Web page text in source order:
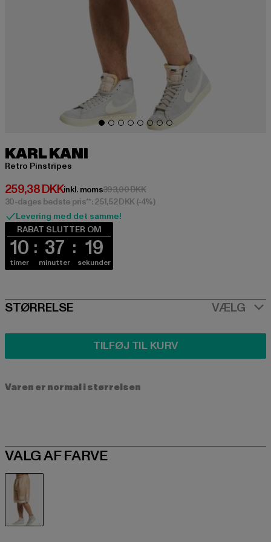
KARL KANI
Retro Pinstripes
259,38 DKK
Nuværende pris: 259,38 DKK
inkl. moms393,00 DKKKampagnepris: 393,00 DKK
30-dages bedste pris**: 251,52 DKK(-4%)
Levering med det samme!
RABAT SLUTTER OM
10
timer
37
minutter
19
sekunder
SIZE
STØRRELSE VÆLG
TILFØJ TIL KURV
Varen er normal i størrelsen
VALG AF FARVE